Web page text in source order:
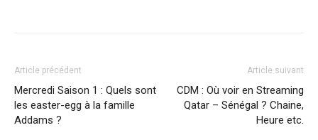
Article précédent
Mercredi Saison 1 : Quels sont
les easter-egg à la famille
Addams ?
Article suivant
CDM : Où voir en Streaming
Qatar – Sénégal ? Chaine,
Heure etc.